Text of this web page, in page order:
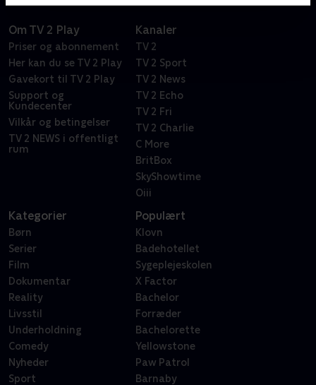
Om TV 2 Play
Priser og abonnement
Her kan du se TV 2 Play
Gavekort til TV 2 Play
Support og
Kundecenter
Vilkår og betingelser
TV 2 NEWS i offentligt
rum
Kanaler
TV 2
TV 2 Sport
TV 2 News
TV 2 Echo
TV 2 Fri
TV 2 Charlie
C More
BritBox
SkyShowtime
Oiii
Kategorier
Børn
Serier
Film
Dokumentar
Reality
Livsstil
Underholdning
Comedy
Nyheder
Sport
Populært
Klovn
Badehotellet
Sygeplejeskolen
X Factor
Bachelor
Forræder
Bachelorette
Yellowstone
Paw Patrol
Barnaby